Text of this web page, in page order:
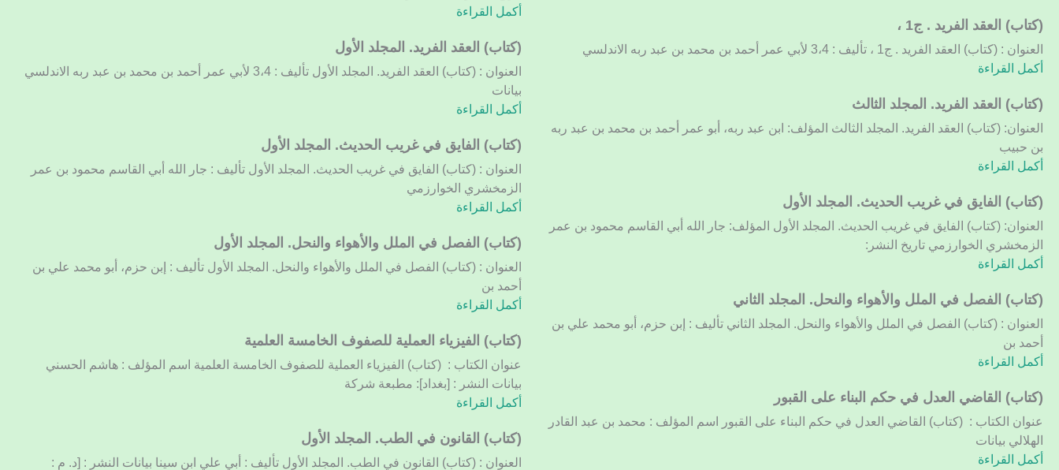
أيام
العرب
والعجم
حاصرهم
من
المجلد
السادس
أكمل القراءة
البلد
(كتاب) العقد الفريد . ج1 ،
العنوان : (كتاب) العقد الفريد . ج1 ، تأليف : 3،4 لأبي عمر أحمد بن محمد بن عبد ربه الاندلسي
أكمل القراءة
(كتاب)
العقد
ج1
(كتاب) العقد الفريد. المجلد الأول
العنوان : (كتاب) العقد الفريد. المجلد الأول تأليف : 3،4 لأبي عمر أحمد بن محمد بن عبد ربه الاندلسي
بيانات
أكمل القراءة
(كتاب)
العقد
(كتاب) العقد الفريد. المجلد الثالث
العنوان: (كتاب) العقد الفريد. المجلد الثالث المؤلف: ابن عبد ربه، أبو عمر أحمد بن محمد بن عبد ربه
بن حبيب
أكمل القراءة
(كتاب)
العقد
(كتاب) الفايق في غريب الحديث. المجلد الأول
العنوان : (كتاب) الفايق في غريب الحديث. المجلد الأول تأليف : جار الله أبي القاسم محمود بن عمر
الزمخشري الخوارزمي
أكمل القراءة
(كتاب)
الفايق
في
غريب
المجلد
(كتاب) الفايق في غريب الحديث. المجلد الأول
العنوان: (كتاب) الفايق في غريب الحديث. المجلد الأول المؤلف: جار الله أبي القاسم محمود بن عمر
الزمخشري الخوارزمي تاريخ النشر:
أكمل القراءة
(كتاب)
الفايق
في
غريب
المجلد
(كتاب) الفصل في الملل والأهواء والنحل. المجلد الأول
العنوان : (كتاب) الفصل في الملل والأهواء والنحل. المجلد الأول تأليف : إبن حزم، أبو محمد علي بن
أحمد بن
أكمل القراءة
(كتاب)
الفصل
والنحل.
الأول
(كتاب) الفصل في الملل والأهواء والنحل. المجلد الثاني
العنوان : (كتاب) الفصل في الملل والأهواء والنحل. المجلد الثاني تأليف : إبن حزم، أبو محمد علي بن
أحمد بن
أكمل القراءة
(كتاب)
الفصل
والنحل.
الثاني
(كتاب) الفيزياء العملية للصفوف الخامسة العلمية
عنوان الكتاب : (كتاب) الفيزياء العملية للصفوف الخامسة العلمية اسم المؤلف : هاشم الحسني
بيانات النشر : [بغداد]: مطبعة شركة
أكمل القراءة
(كتاب)
الفيزياء
العملية
العلمية
(كتاب) القاضي العدل في حكم البناء على القبور
عنوان الكتاب : (كتاب) القاضي العدل في حكم البناء على القبور اسم المؤلف : محمد بن عبد القادر
الهلالي بيانات
أكمل القراءة
(كتاب)
القاضي
(كتاب) القانون في الطب. المجلد الأول
العنوان : (كتاب) القانون في الطب. المجلد الأول تأليف : أبي علي ابن سينا بيانات النشر : [د. م :
(كتاب)
القانون